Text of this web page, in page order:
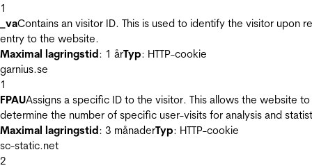
1
_vaContains an visitor ID. This is used to identify the visitor upon
entry to the website.
Maximal lagringstid: 1 årTyp: HTTP-cookie
garnius.se
1
FPAUAssigns a specific ID to the visitor. This allows the website to
determine the number of specific user-visits for analysis and
Maximal lagringstid: 3 månaderTyp: HTTP-cookie
sc-static.net
2